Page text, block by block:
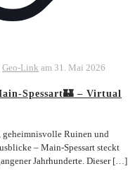
Geo-Link am 31. Mai 2026
Spessart🏰 – Virtual
Ruinen und
– Main-Spessart steckt
Jahrhunderte. Dieser[…]